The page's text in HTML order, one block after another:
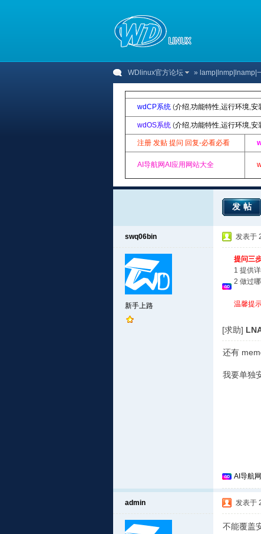
WDlinux官方论坛 » lamp|lnmp|lnamp|
wdCP系统 (介绍,功能特性,运行环境,安
wdOS系统 (介绍,功能特性,运行环境,安
注册 发贴 提问 回复-必看必看
AI导航网AI应用网站大全
发帖
swq06bin
新手上路
发表于
提问三
1 提供
2 做过
温馨提
[求助]
还有
我要单独
AI导航
admin 发表于
不能覆盖